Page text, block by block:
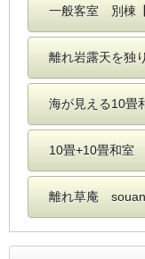
一般客室 別棟【
離れ岩露天を独
海が見える10
10畳+10畳和室
離れ草庵